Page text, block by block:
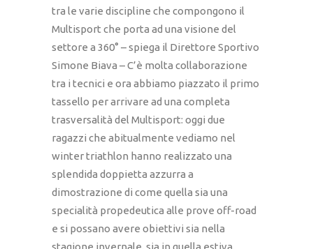
tra le varie discipline che compongono il
Multisport che porta ad una visione del
settore a 360° – spiega il Direttore Sportivo
Simone Biava – C’è molta collaborazione
tra i tecnici e ora abbiamo piazzato il primo
tassello per arrivare ad una completa
trasversalità del Multisport: oggi due
ragazzi che abitualmente vediamo nel
winter triathlon hanno realizzato una
splendida doppietta azzurra a
dimostrazione di come quella sia una
specialità propedeutica alle prove off-road
e si possano avere obiettivi sia nella